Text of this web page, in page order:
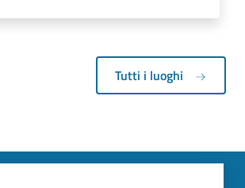
Tutti i luoghi